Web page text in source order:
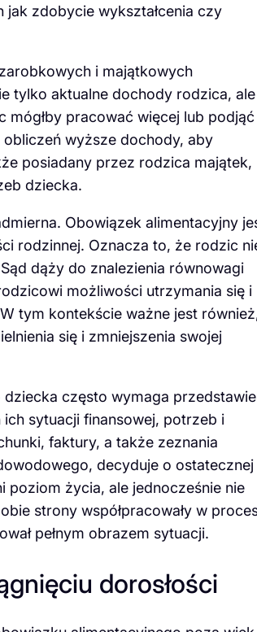
jak zdobycie wykształcenia czy
i majątkowych
tylko aktualne dochody rodzica, ale
pracować więcej lub podjąć
wyższe dochody, aby
posiadany przez rodzica majątek,
dziecka.
Obowiązek alimentacyjny
rodzinnej. Oznacza to, że rodzic
dąży do znalezienia równowagi
możliwości utrzymania się i
tym kontekście ważne jest
się i zmniejszenia swojej
często wymaga
sytuacji finansowej, potrzeb i
faktury, a także zeznania
decyduje o ostatecznej
życia, ale jednocześnie nie
strony współpracowały w
pełnym obrazem sytuacji.
dorosłości